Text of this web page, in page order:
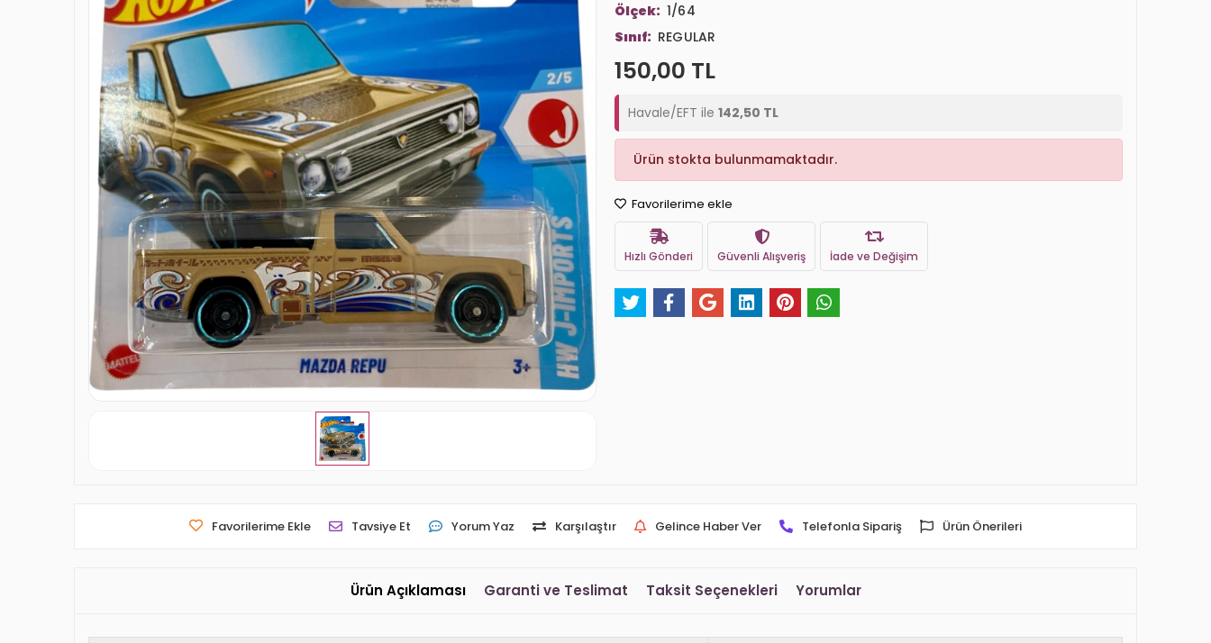
Ölçek: 1/64
Sınıf: REGULAR
150,00 TL
Havale/EFT ile 142,50 TL
Ürün stokta bulunmamaktadır.
Favorilerime ekle
Hızlı Gönderi Güvenli Alışveriş İade ve Değişim
Favorilerime Ekle Tavsiye Et Yorum Yaz Karşılaştır Gelince Haber Ver Telefonla Sipariş Ürün Önerileri
Ürün Açıklaması Garanti ve Teslimat Taksit Seçenekleri Yorumlar